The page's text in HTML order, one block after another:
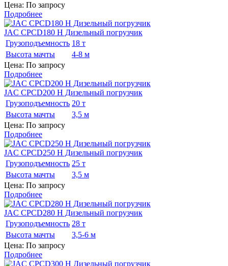
Цена: По запросу
Подробнее
JAC CPCD180 H Дизельный погрузчик
Грузоподъемность 18 т
Высота мачты
4-8 м
Цена: По запросу
Подробнее
JAC CPCD200 H Дизельный погрузчик
Грузоподъемность 20 т
Высота мачты
3,5 м
Цена: По запросу
Подробнее
JAC CPCD250 H Дизельный погрузчик
Грузоподъемность 25 т
Высота мачты
3,5 м
Цена: По запросу
Подробнее
JAC CPCD280 H Дизельный погрузчик
Грузоподъемность 28 т
Высота мачты
3,5-6 м
Цена: По запросу
Подробнее